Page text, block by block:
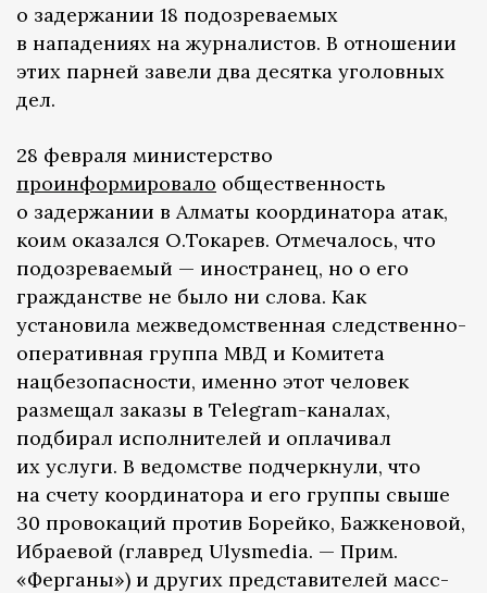
о задержании 18 подозреваемых
в нападениях на журналистов. В отношении
этих парней завели два десятка уголовных
дел.
28 февраля министерство
проинформировало общественность
о задержании в Алматы координатора атак,
коим оказался О.Токарев. Отмечалось, что
подозреваемый — иностранец, но о его
гражданстве не было ни слова. Как
установила межведомственная следственно-
оперативная группа МВД и Комитета
нацбезопасности, именно этот человек
размещал заказы в Telegram-каналах,
подбирал исполнителей и оплачивал
их услуги. В ведомстве подчеркнули, что
на счету координатора и его группы свыше
30 провокаций против Борейко, Бажкеновой,
Ибраевой (главред Ulysmedia. — Прим.
«Ферганы») и других представителей масс-